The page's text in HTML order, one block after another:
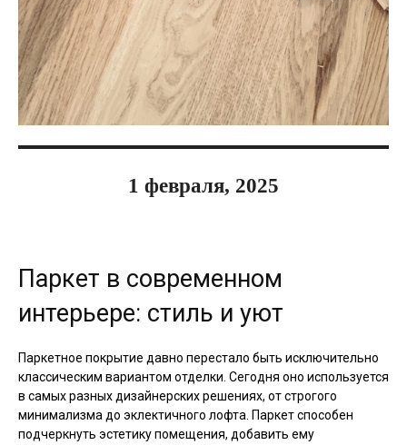
1 февраля, 2025
Паркет в современном
интерьере: стиль и уют
Паркетное покрытие давно перестало быть исключительно
классическим вариантом отделки. Сегодня оно используется
в самых разных дизайнерских решениях, от строгого
минимализма до эклектичного лофта. Паркет способен
подчеркнуть эстетику помещения, добавить ему